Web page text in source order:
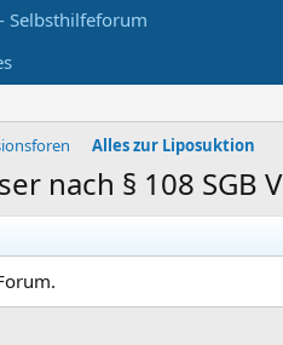
Alles zur Liposuktion
nach § 108 SGB V